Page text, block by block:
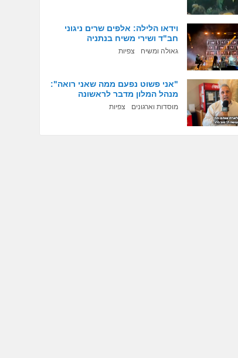
וידאו הלילה: אלפים שרים ניגוני
חב"ד ושירי משיח בנתניה
גאולה ומשיח צפיות
"אני פשוט נפעם ממה שאני רואה":
מנהל המלון מדבר לראשונה
מוסדות וארגונים צפיות